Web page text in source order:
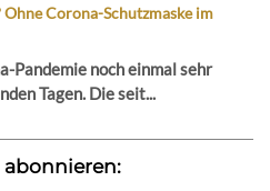
Corona-Schutzmaske im
Pandemie noch einmal sehr
Tagen. Die seit...
abonnieren: